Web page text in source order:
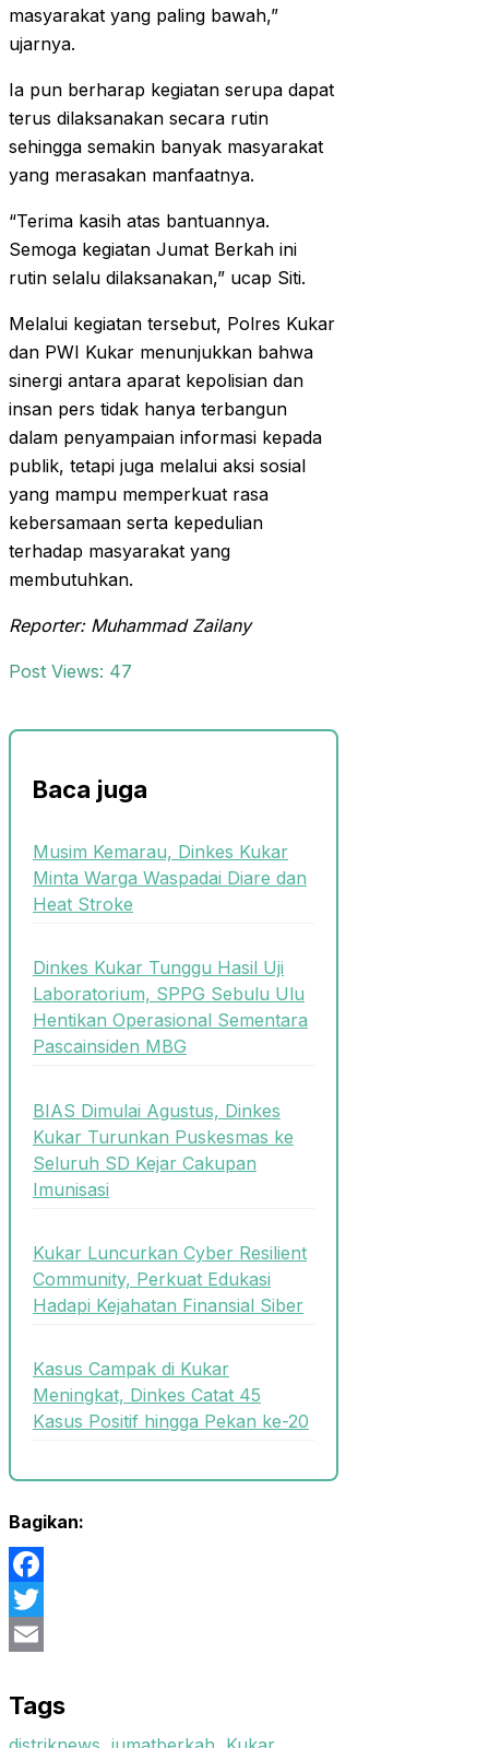
masyarakat yang paling bawah,”
ujarnya.
Ia pun berharap kegiatan serupa dapat
terus dilaksanakan secara rutin
sehingga semakin banyak masyarakat
yang merasakan manfaatnya.
“Terima kasih atas bantuannya.
Semoga kegiatan Jumat Berkah ini
rutin selalu dilaksanakan,” ucap Siti.
Melalui kegiatan tersebut, Polres Kukar
dan PWI Kukar menunjukkan bahwa
sinergi antara aparat kepolisian dan
insan pers tidak hanya terbangun
dalam penyampaian informasi kepada
publik, tetapi juga melalui aksi sosial
yang mampu memperkuat rasa
kebersamaan serta kepedulian
terhadap masyarakat yang
membutuhkan.
Reporter: Muhammad Zailany
Post Views: 47
Baca juga
Musim Kemarau, Dinkes Kukar
Minta Warga Waspadai Diare dan
Heat Stroke
Dinkes Kukar Tunggu Hasil Uji
Laboratorium, SPPG Sebulu Ulu
Hentikan Operasional Sementara
Pascainsiden MBG
BIAS Dimulai Agustus, Dinkes
Kukar Turunkan Puskesmas ke
Seluruh SD Kejar Cakupan
Imunisasi
Kukar Luncurkan Cyber Resilient
Community, Perkuat Edukasi
Hadapi Kejahatan Finansial Siber
Kasus Campak di Kukar
Meningkat, Dinkes Catat 45
Kasus Positif hingga Pekan ke-20
Bagikan:
Facebook
Twitter
Tags